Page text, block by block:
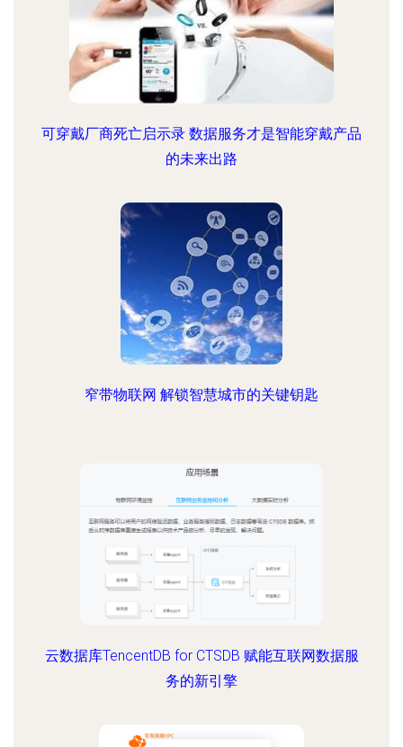
可穿戴厂商死亡启示录 数据服务才是智能穿戴产品
的未来出路
窄带物联网 解锁智慧城市的关键钥匙
云数据库TencentDB for CTSDB 赋能互联网数据服
务的新引擎